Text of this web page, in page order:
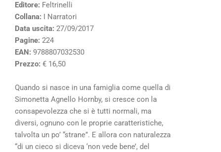
Editore: Feltrinelli
Collana: I Narratori
Data uscita: 27/09/2017
Pagine: 224
EAN: 9788807032530
Prezzo: € 16,50
Quando si nasce in una famiglia come quella di
Simonetta Agnello Hornby, si cresce con la
consapevolezza che si è tutti normali, ma
diversi, ognuno con le proprie caratteristiche,
talvolta un po’ “strane”. E allora con naturalezza
“di un cieco si diceva ‘non vede bene’, del